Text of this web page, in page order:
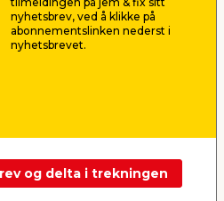
Høyde: 35 cm.
nyhetsbrev, ved å klikke på
abonnementslinken nederst i
nyhetsbrevet.
og delta i trekningen